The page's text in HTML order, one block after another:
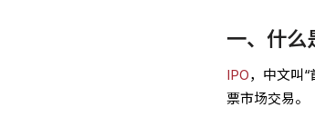
一、什么
IPO，中文叫
票市场交易。